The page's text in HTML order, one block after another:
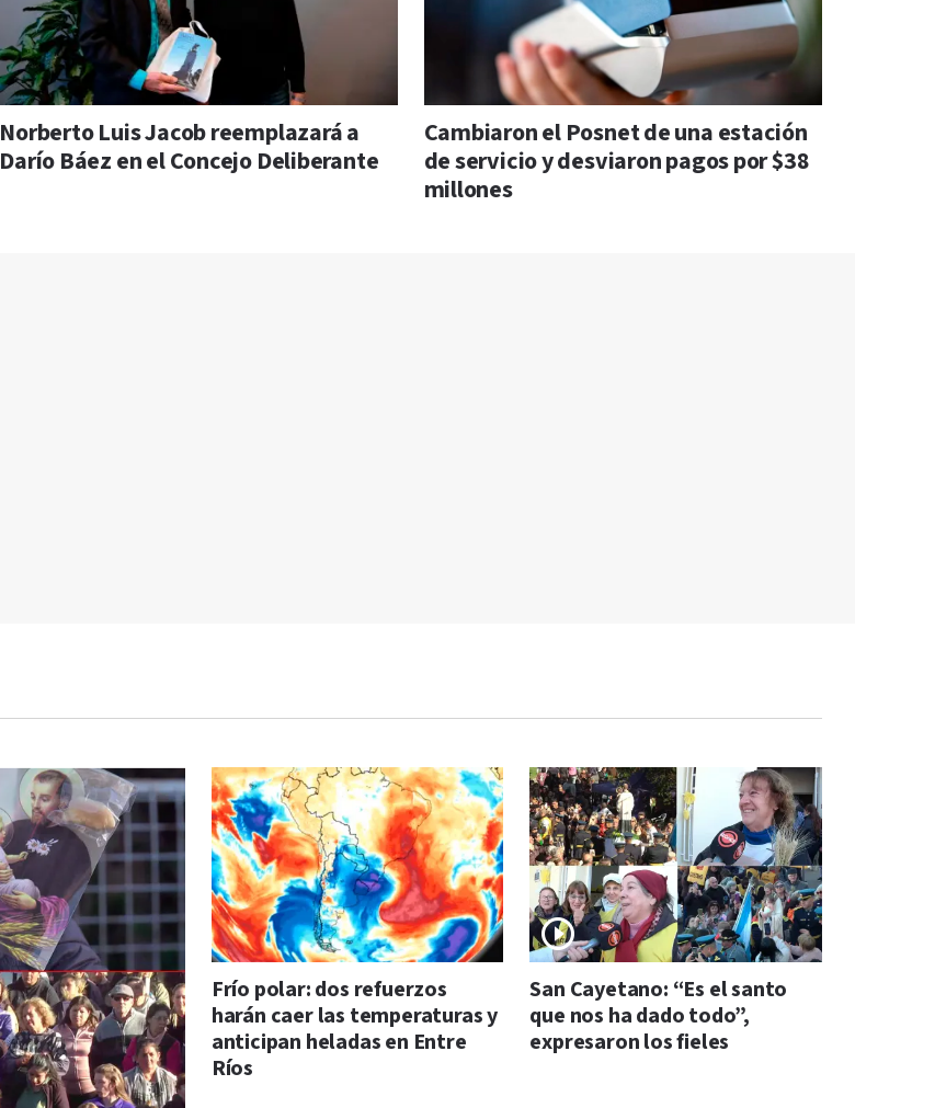
Norberto Luis Jacob reemplazará a
Darío Báez en el Concejo Deliberante
Cambiaron el Posnet de una estación
de servicio y desviaron pagos por $38
millones
Frío polar: dos refuerzos
harán caer las temperaturas y
anticipan heladas en Entre
Ríos
San Cayetano: “Es el santo
que nos ha dado todo”,
expresaron los fieles